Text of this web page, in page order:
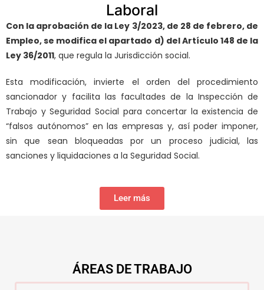
Laboral
Con la aprobación de la Ley 3/2023, de 28 de febrero, de
Empleo, se modifica el apartado d) del Artículo 148 de la
Ley 36/2011, que regula la Jurisdicción social.
Esta modificación, invierte el orden del procedimiento
sancionador y facilita las facultades de la Inspección de
Trabajo y Seguridad Social para concertar la existencia de
“falsos autónomos” en las empresas y, así poder imponer,
sin que sean bloqueadas por un proceso judicial, las
sanciones y liquidaciones a la Seguridad Social.
Leer más
ÁREAS DE TRABAJO